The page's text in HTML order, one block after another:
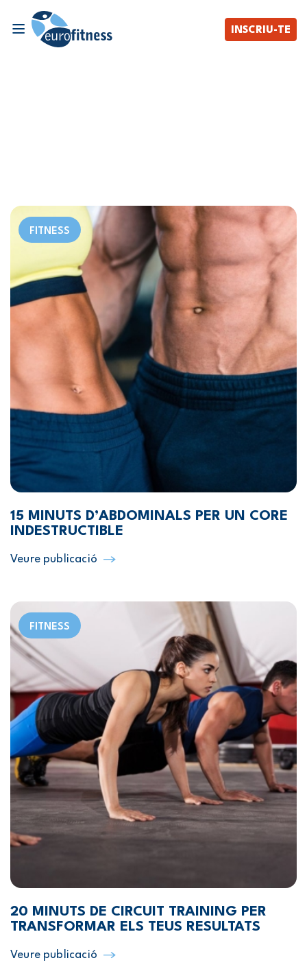
INSCRIU-TE
FITNESS
15 MINUTS D’ABDOMINALS PER UN CORE
INDESTRUCTIBLE
Veure publicació
FITNESS
20 MINUTS DE CIRCUIT TRAINING PER
TRANSFORMAR ELS TEUS RESULTATS
Veure publicació